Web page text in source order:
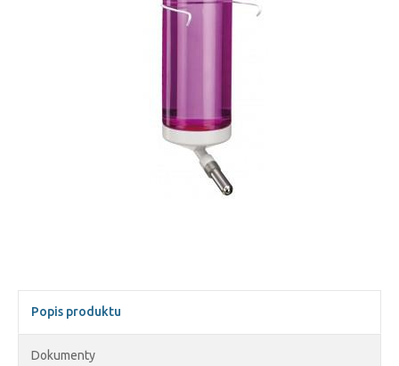
Popis produktu
Dokumenty